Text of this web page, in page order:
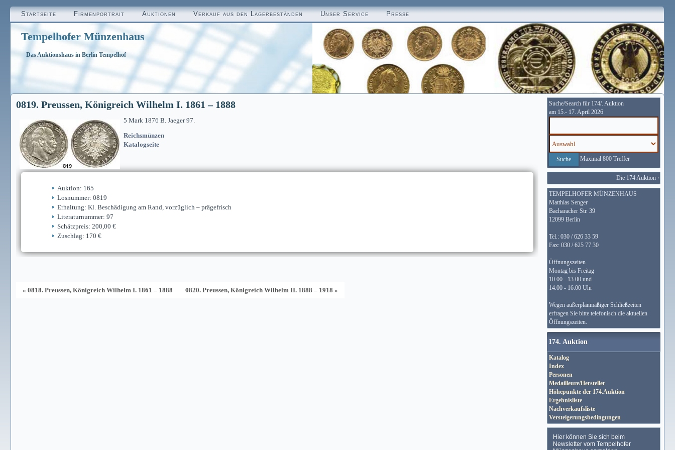
Startseite Firmenportrait Auktionen Verkauf aus den Lagerbeständen Unser Service Presse
Tempelhofer Münzenhaus
Das Auktionshaus in Berlin Tempelhof
0819. Preussen, Königreich Wilhelm I. 1861 – 1888
5 Mark 1876 B. Jaeger 97.
Reichsmünzen
Katalogseite
Auktion: 165
Losnummer: 0819
Erhaltung: Kl. Beschädigung am Rand, vorzüglich – prägefrisch
Literaturnummer: 97
Schätzpreis: 200,00 €
Zuschlag: 170 €
« 0818. Preussen, Königreich Wilhelm I. 1861 – 1888 0820. Preussen, Königreich Wilhelm II. 1888 – 1918 »
Suche/Search für 174/. Auktion
am 15.- 17. April 2026
Maximal 800 Treffer
Die 174 Auktion wird
TEMPELHOFER MÜNZENHAUS
Matthias Senger
Bacharacher Str. 39
12099 Berlin
Tel.: 030 / 626 33 59
Fax: 030 / 625 77 30
Öffnungszeiten
Montag bis Freitag
10.00 - 13.00 und
14.00 - 16.00 Uhr
Wegen außerplanmäßiger Schließzeiten
erfragen Sie bitte telefonisch die aktuellen
Öffnungszeiten.
174. Auktion
Katalog
Index
Personen
Medailleure/Hersteller
Höhepunkte der 174.Auktion
Ergebnisliste
Nachverkaufsliste
Versteigerungsbedingungen